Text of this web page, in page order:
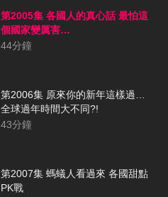
第2005集 各國人的真心話 最怕這
個國家變厲害…
44分鐘
第2006集 原來你的新年這樣過…
全球過年時間大不同?!
43分鐘
第2007集 螞蟻人看過來 各國甜點
PK戰